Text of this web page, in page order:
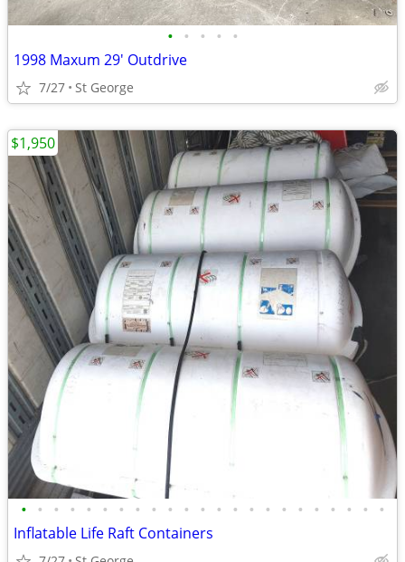
• • • • •
1998 Maxum 29' Outdrive
7/27 St George
• • • • • • • • • • • • • • • • • • • • • • •
Inflatable Life Raft Containers
$1,950